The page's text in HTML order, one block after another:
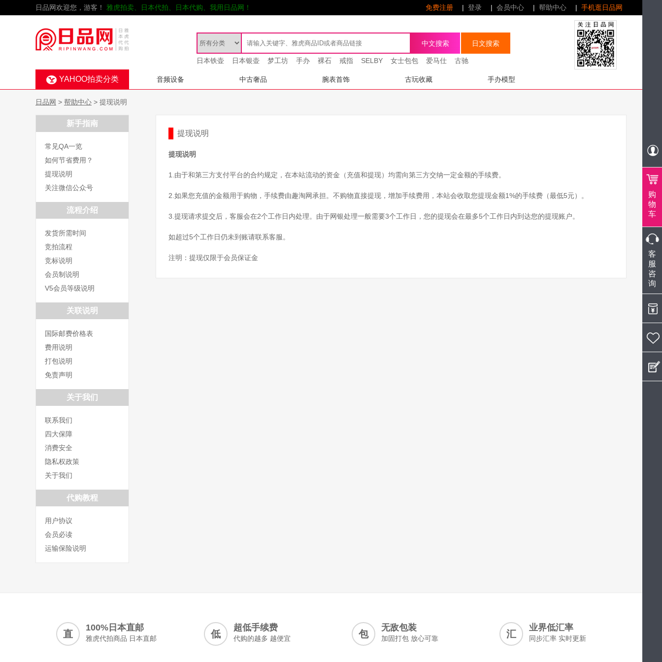
日品网欢迎您，游客！ 雅虎拍卖、日本代拍、日本代购、我用日品网！ 免费注册 | 登录 | 会员中心 | 帮助中心 | 手机逛日品网
日本铁壶 日本银壶 梦工坊 手办 裸石 戒指 SELBY 女士包包 爱马仕 古驰
YAHOO拍卖分类 音频设备 中古奢品 腕表首饰 古玩收藏 手办模型
购
物
车
客
服
咨
询
微
信
在
线
客
服：
扫
日品网 > 帮助中心 > 提现说明
新手指南
常见QA一览
如何节省费用？
提现说明
关注微信公众号
流程介绍
发货所需时间
竞拍流程
竞标说明
会员制说明
V5会员等级说明
关联说明
国际邮费价格表
费用说明
打包说明
免责声明
关于我们
联系我们
四大保障
消费安全
隐私权政策
关于我们
代购教程
用户协议
会员必读
运输保险说明
提现说明
提现说明
1.由于和第三方支付平台的合约规定，在本站流动的资金（充值和提现）均需向第三方交纳一定金额的手续费。
2.如果您充值的金额用于购物，手续费由趣淘网承担。不购物直接提现，增加手续费用，本站会收取您提现金额1%的手续费（最低5元）。
3.提现请求提交后，客服会在2个工作日内处理。由于网银处理一般需要3个工作日，您的提现会在最多5个工作日内到达您的提现账户。
如超过5个工作日仍未到账请联系客服。
注明：提现仅限于会员保证金
直
100%日本直邮
雅虎代拍商品 日本直邮 低
超低手续费
代购的越多 越便宜 包
无敌包装
加固打包 放心可靠 汇
业界低汇率
同步汇率 实时更新